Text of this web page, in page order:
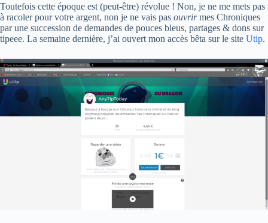
Toutefois cette époque est (peut-être) révolue ! Non, je ne me mets pas
à racoler pour votre argent, non je ne vais pas ouvrirmes Chroniques
par une succession de demandes de pouces bleus, partages & dons sur
tipeee. La semaine dernière, j’ai ouvert mon accès bêta sur le site Utip.